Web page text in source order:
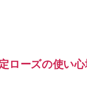
ローズの使い心